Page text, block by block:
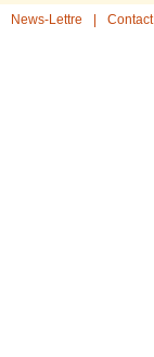
News-Lettre Contact